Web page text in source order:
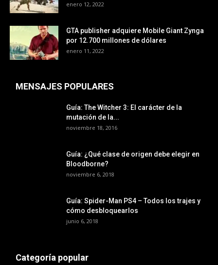
enero 12, 2022
GTA publisher adquiere Mobile Giant Zynga
por 12.700 millones de dólares
enero 11, 2022
MENSAJES POPULARES
Guía: The Witcher 3: El carácter de la
mutación de la...
noviembre 18, 2016
Guía: ¿Qué clase de origen debe elegir en
Bloodborne?
noviembre 6, 2018
Guía: Spider-Man PS4 – Todos los trajes y
cómo desbloquearlos
junio 6, 2018
Categoría popular